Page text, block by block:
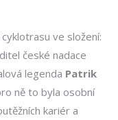
ve složení:
české nadace
legenda Patrik
ně to byla osobní
kariér a